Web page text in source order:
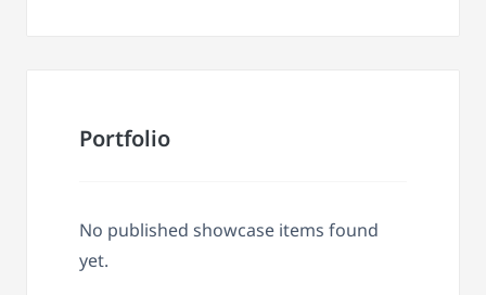
Portfolio
No published showcase items found
yet.